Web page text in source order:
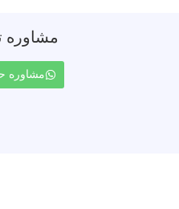
مشاوره
مشاوره